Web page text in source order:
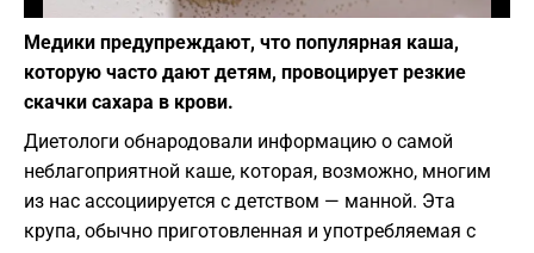
Медики предупреждают, что популярная каша,
которую часто дают детям, провоцирует резкие
скачки сахара в крови.
Диетологи обнародовали информацию о самой
неблагоприятной каше, которая, возможно, многим
из нас ассоциируется с детством — манной. Эта
крупа, обычно приготовленная и употребляемая с